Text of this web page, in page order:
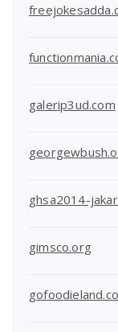
galerip3ud.com
ghsa2014-
gimsco.org